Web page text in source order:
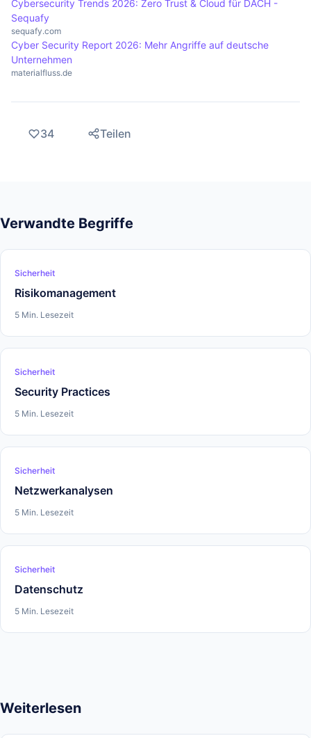
Cybersecurity Trends 2026: Zero Trust & Cloud für DACH -
Sequafy
sequafy.com
Cyber Security Report 2026: Mehr Angriffe auf deutsche
Unternehmen
materialfluss.de
34 Teilen
Verwandte Begriffe
Sicherheit
Risikomanagement
5 Min. Lesezeit
Sicherheit
Security Practices
5 Min. Lesezeit
Sicherheit
Netzwerkanalysen
5 Min. Lesezeit
Sicherheit
Datenschutz
5 Min. Lesezeit
Weiterlesen